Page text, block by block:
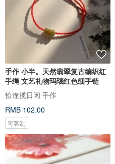
手作 小半。天然翡翠复古编织红
手绳 文艺礼物玛瑙红色细手链
恰逢揽日闲 手作
RMB 102.00
可客制